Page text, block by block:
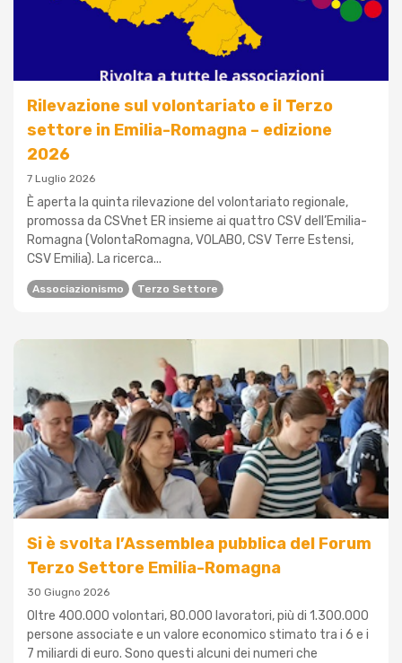
Rilevazione sul volontariato e il Terzo
settore in Emilia-Romagna – edizione
2026
7 Luglio 2026
È aperta la quinta rilevazione del volontariato regionale,
promossa da CSVnet ER insieme ai quattro CSV dell’Emilia-
Romagna (VolontaRomagna, VOLABO, CSV Terre Estensi,
CSV Emilia). La ricerca...
Associazionismo Terzo Settore
Si è svolta l’Assemblea pubblica del Forum
Terzo Settore Emilia-Romagna
30 Giugno 2026
Oltre 400.000 volontari, 80.000 lavoratori, più di 1.300.000
persone associate e un valore economico stimato tra i 6 e i
7 miliardi di euro. Sono questi alcuni dei numeri che